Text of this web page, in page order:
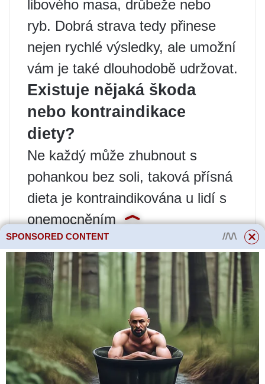
libového masa, drůbeže nebo
ryb. Dobrá strava tedy přinese
nejen rychlé výsledky, ale umožní
vám je také dlouhodobě udržovat.
Existuje nějaká škoda
nebo kontraindikace
diety?
Ne každý může zhubnout s
pohankou bez soli, taková přísná
dieta je kontraindikována u lidí s
onemocněním
gastrointestinálního traktu,
gastritidou a žaludečními vředy.
Pohanková dieta ovlivňuje
metabolismus, protože
konzumace pouze jednoho
produktu po poměrně dlouhou
dobu připravuje tělo o řadu
SPONSORED CONTENT